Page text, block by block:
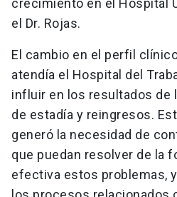
crecimiento en el Hospital
el Dr. Rojas.
El cambio en el perfil
atendía el Hospital del
influir en los resultados de
de estadía y reingresos.
generó la necesidad de
que puedan resolver de la
efectiva estos problemas,